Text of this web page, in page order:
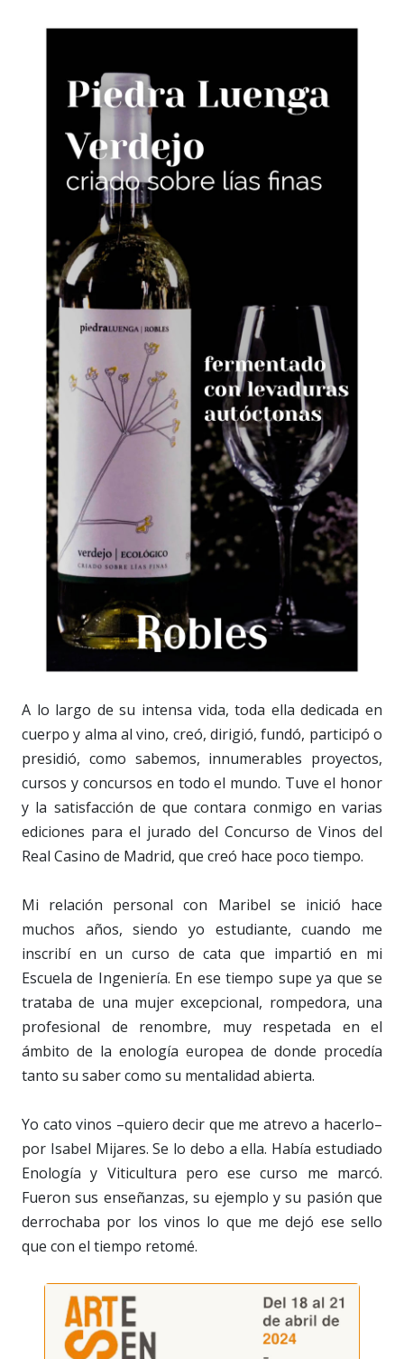
A lo largo de su intensa vida, toda ella dedicada en
cuerpo y alma al vino, creó, dirigió, fundó, participó o
presidió, como sabemos, innumerables proyectos,
cursos y concursos en todo el mundo. Tuve el honor
y la satisfacción de que contara conmigo en varias
ediciones para el jurado del Concurso de Vinos del
Real Casino de Madrid, que creó hace poco tiempo.
Mi relación personal con Maribel se inició hace
muchos años, siendo yo estudiante, cuando me
inscribí en un curso de cata que impartió en mi
Escuela de Ingeniería. En ese tiempo supe ya que se
trataba de una mujer excepcional, rompedora, una
profesional de renombre, muy respetada en el
ámbito de la enología europea de donde procedía
tanto su saber como su mentalidad abierta.
Yo cato vinos –quiero decir que me atrevo a hacerlo–
por Isabel Mijares. Se lo debo a ella. Había estudiado
Enología y Viticultura pero ese curso me marcó.
Fueron sus enseñanzas, su ejemplo y su pasión que
derrochaba por los vinos lo que me dejó ese sello
que con el tiempo retomé.